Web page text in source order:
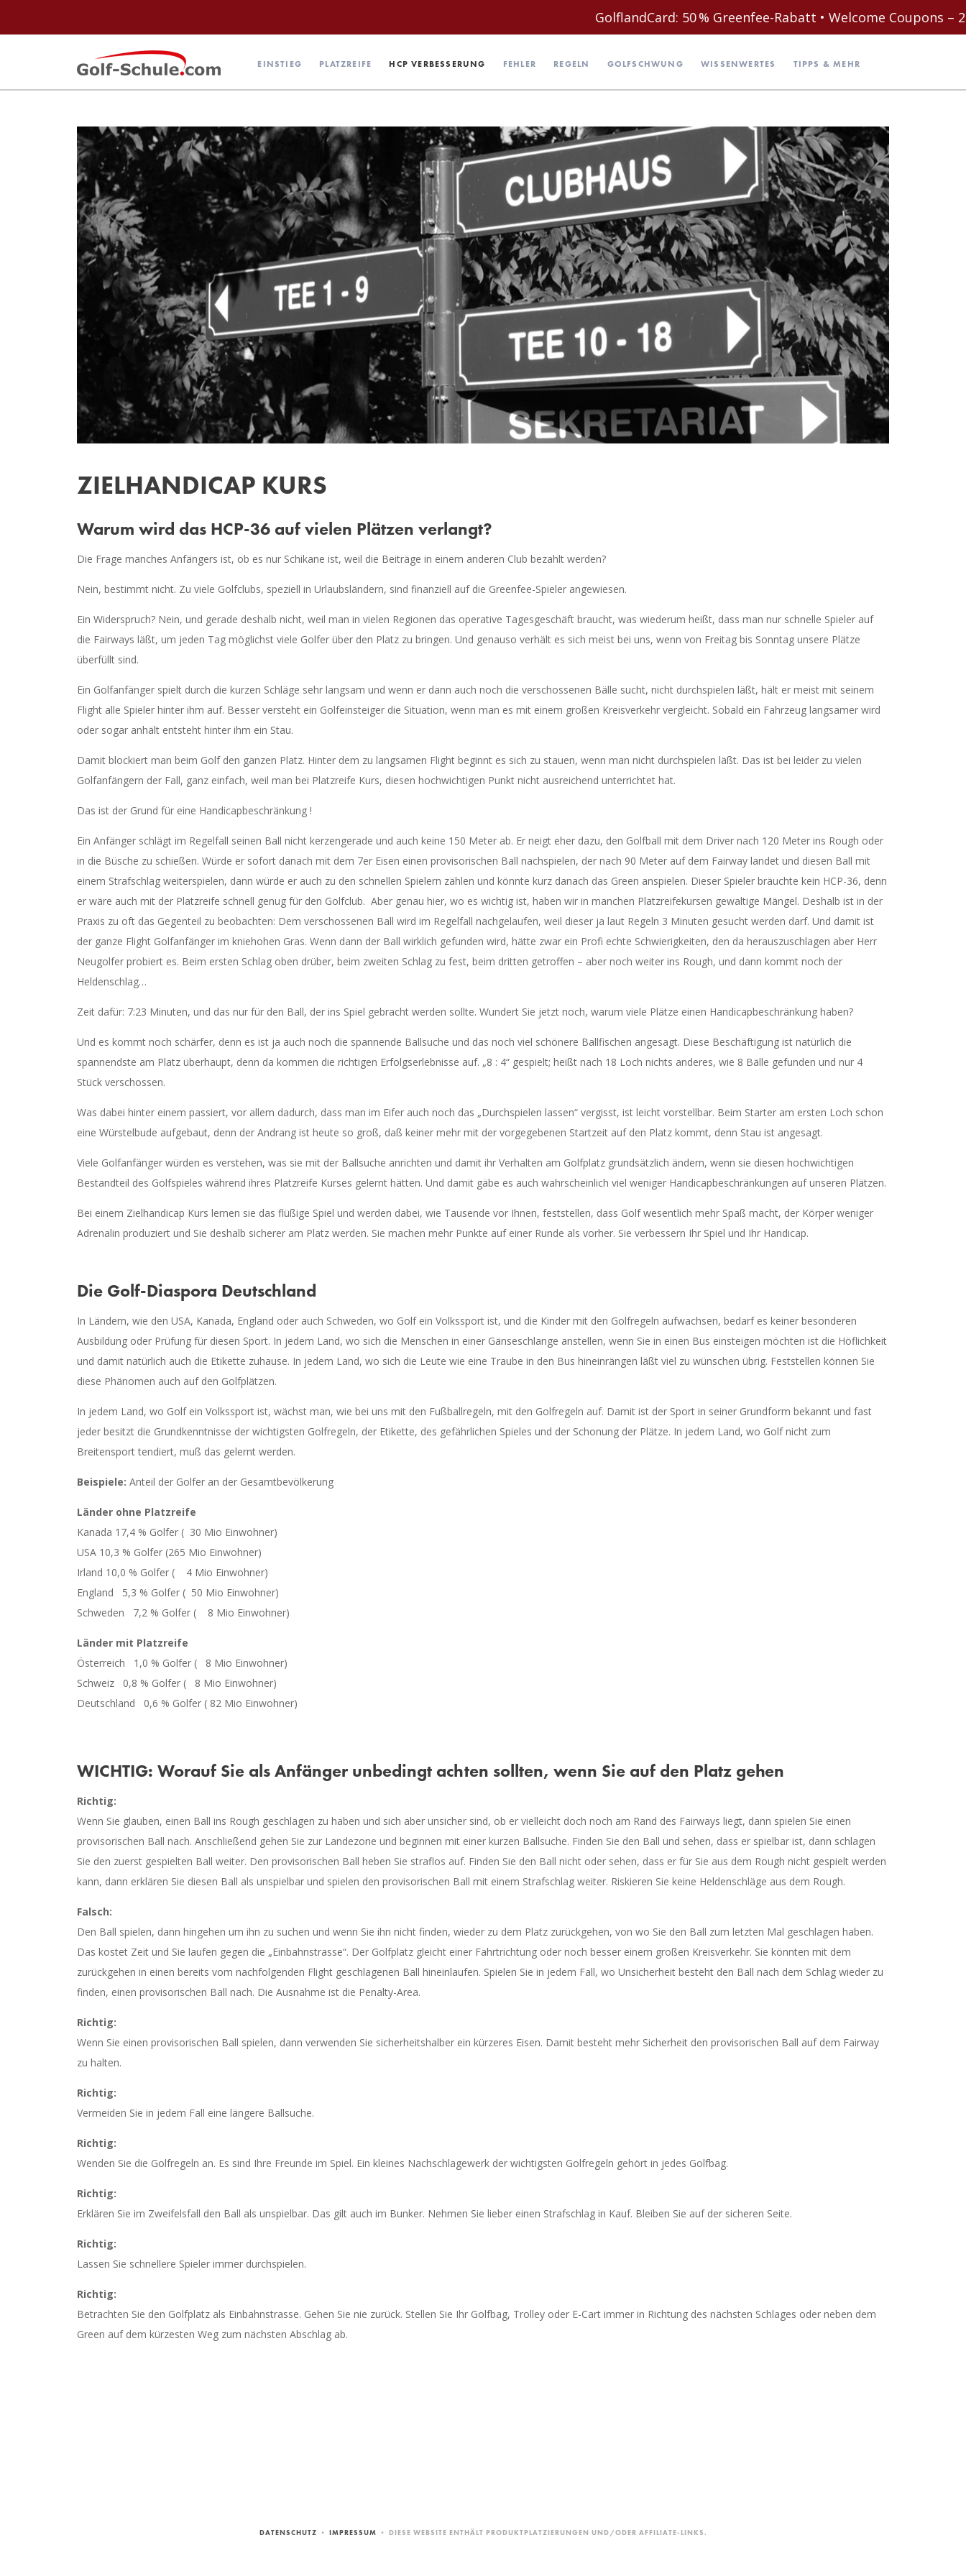
GolflandCard: 50 % Greenfee-Rabatt • Welcome Coupons – 2 Spieler
EINSTIEG PLATZREIFE HCP VERBESSERUNG FEHLER REGELN GOLFSCHWUNG WISSENWERTES TIPPS & MEHR
ZIELHANDICAP KURS
Warum wird das HCP-36 auf vielen Plätzen verlangt?
Die Frage manches Anfängers ist, ob es nur Schikane ist, weil die Beiträge in einem anderen Club bezahlt werden?
Nein, bestimmt nicht. Zu viele Golfclubs, speziell in Urlaubsländern, sind finanziell auf die Greenfee-Spieler angewiesen.
Ein Widerspruch? Nein, und gerade deshalb nicht, weil man in vielen Regionen das operative Tagesgeschäft braucht, was wiederum heißt, dass man nur schnelle Spieler auf
die Fairways läßt, um jeden Tag möglichst viele Golfer über den Platz zu bringen. Und genauso verhält es sich meist bei uns, wenn von Freitag bis Sonntag unsere Plätze
überfüllt sind.
Ein Golfanfänger spielt durch die kurzen Schläge sehr langsam und wenn er dann auch noch die verschossenen Bälle sucht, nicht durchspielen läßt, hält er meist mit seinem
Flight alle Spieler hinter ihm auf. Besser versteht ein Golfeinsteiger die Situation, wenn man es mit einem großen Kreisverkehr vergleicht. Sobald ein Fahrzeug langsamer wird
oder sogar anhält entsteht hinter ihm ein Stau.
Damit blockiert man beim Golf den ganzen Platz. Hinter dem zu langsamen Flight beginnt es sich zu stauen, wenn man nicht durchspielen läßt. Das ist bei leider zu vielen
Golfanfängern der Fall, ganz einfach, weil man bei Platzreife Kurs, diesen hochwichtigen Punkt nicht ausreichend unterrichtet hat.
Das ist der Grund für eine Handicapbeschränkung !
Ein Anfänger schlägt im Regelfall seinen Ball nicht kerzengerade und auch keine 150 Meter ab. Er neigt eher dazu, den Golfball mit dem Driver nach 120 Meter ins Rough oder
in die Büsche zu schießen. Würde er sofort danach mit dem 7er Eisen einen provisorischen Ball nachspielen, der nach 90 Meter auf dem Fairway landet und diesen Ball mit
einem Strafschlag weiterspielen, dann würde er auch zu den schnellen Spielern zählen und könnte kurz danach das Green anspielen. Dieser Spieler bräuchte kein HCP-36, denn
er wäre auch mit der Platzreife schnell genug für den Golfclub. Aber genau hier, wo es wichtig ist, haben wir in manchen Platzreifekursen gewaltige Mängel. Deshalb ist in der
Praxis zu oft das Gegenteil zu beobachten: Dem verschossenen Ball wird im Regelfall nachgelaufen, weil dieser ja laut Regeln 3 Minuten gesucht werden darf. Und damit ist
der ganze Flight Golfanfänger im kniehohen Gras. Wenn dann der Ball wirklich gefunden wird, hätte zwar ein Profi echte Schwierigkeiten, den da herauszuschlagen aber Herr
Neugolfer probiert es. Beim ersten Schlag oben drüber, beim zweiten Schlag zu fest, beim dritten getroffen – aber noch weiter ins Rough, und dann kommt noch der
Heldenschlag…
Zeit dafür: 7:23 Minuten, und das nur für den Ball, der ins Spiel gebracht werden sollte. Wundert Sie jetzt noch, warum viele Plätze einen Handicapbeschränkung haben?
Und es kommt noch schärfer, denn es ist ja auch noch die spannende Ballsuche und das noch viel schönere Ballfischen angesagt. Diese Beschäftigung ist natürlich die
spannendste am Platz überhaupt, denn da kommen die richtigen Erfolgserlebnisse auf. „8 : 4“ gespielt; heißt nach 18 Loch nichts anderes, wie 8 Bälle gefunden und nur 4
Stück verschossen.
Was dabei hinter einem passiert, vor allem dadurch, dass man im Eifer auch noch das „Durchspielen lassen“ vergisst, ist leicht vorstellbar. Beim Starter am ersten Loch schon
eine Würstelbude aufgebaut, denn der Andrang ist heute so groß, daß keiner mehr mit der vorgegebenen Startzeit auf den Platz kommt, denn Stau ist angesagt.
Viele Golfanfänger würden es verstehen, was sie mit der Ballsuche anrichten und damit ihr Verhalten am Golfplatz grundsätzlich ändern, wenn sie diesen hochwichtigen
Bestandteil des Golfspieles während ihres Platzreife Kurses gelernt hätten. Und damit gäbe es auch wahrscheinlich viel weniger Handicapbeschränkungen auf unseren Plätzen.
Bei einem Zielhandicap Kurs lernen sie das flüßige Spiel und werden dabei, wie Tausende vor Ihnen, feststellen, dass Golf wesentlich mehr Spaß macht, der Körper weniger
Adrenalin produziert und Sie deshalb sicherer am Platz werden. Sie machen mehr Punkte auf einer Runde als vorher. Sie verbessern Ihr Spiel und Ihr Handicap.
Die Golf-Diaspora Deutschland
In Ländern, wie den USA, Kanada, England oder auch Schweden, wo Golf ein Volkssport ist, und die Kinder mit den Golfregeln aufwachsen, bedarf es keiner besonderen
Ausbildung oder Prüfung für diesen Sport. In jedem Land, wo sich die Menschen in einer Gänseschlange anstellen, wenn Sie in einen Bus einsteigen möchten ist die Höflichkeit
und damit natürlich auch die Etikette zuhause. In jedem Land, wo sich die Leute wie eine Traube in den Bus hineinrängen läßt viel zu wünschen übrig. Feststellen können Sie
diese Phänomen auch auf den Golfplätzen.
In jedem Land, wo Golf ein Volkssport ist, wächst man, wie bei uns mit den Fußballregeln, mit den Golfregeln auf. Damit ist der Sport in seiner Grundform bekannt und fast
jeder besitzt die Grundkenntnisse der wichtigsten Golfregeln, der Etikette, des gefährlichen Spieles und der Schonung der Plätze. In jedem Land, wo Golf nicht zum
Breitensport tendiert, muß das gelernt werden.
Beispiele: Anteil der Golfer an der Gesamtbevölkerung
Länder ohne Platzreife
Kanada 17,4 % Golfer ( 30 Mio Einwohner)
USA 10,3 % Golfer (265 Mio Einwohner)
Irland 10,0 % Golfer (
4 Mio Einwohner)
England
5,3 % Golfer ( 50 Mio Einwohner)
Schweden
7,2 % Golfer ( 8 Mio Einwohner)
Länder mit Platzreife
Österreich
1,0 % Golfer (
8 Mio Einwohner)
Schweiz
0,8 % Golfer (
8 Mio Einwohner)
Deutschland
0,6 % Golfer ( 82 Mio Einwohner)
WICHTIG: Worauf Sie als Anfänger unbedingt achten sollten, wenn Sie auf den Platz gehen
Richtig:
Wenn Sie glauben, einen Ball ins Rough geschlagen zu haben und sich aber unsicher sind, ob er vielleicht doch noch am Rand des Fairways liegt, dann spielen Sie einen
provisorischen Ball nach. Anschließend gehen Sie zur Landezone und beginnen mit einer kurzen Ballsuche. Finden Sie den Ball und sehen, dass er spielbar ist, dann schlagen
Sie den zuerst gespielten Ball weiter. Den provisorischen Ball heben Sie straflos auf. Finden Sie den Ball nicht oder sehen, dass er für Sie aus dem Rough nicht gespielt werden
kann, dann erklären Sie diesen Ball als unspielbar und spielen den provisorischen Ball mit einem Strafschlag weiter. Riskieren Sie keine Heldenschläge aus dem Rough.
Falsch:
Den Ball spielen, dann hingehen um ihn zu suchen und wenn Sie ihn nicht finden, wieder zu dem Platz zurückgehen, von wo Sie den Ball zum letzten Mal geschlagen haben.
Das kostet Zeit und Sie laufen gegen die „Einbahnstrasse“. Der Golfplatz gleicht einer Fahrtrichtung oder noch besser einem großen Kreisverkehr. Sie könnten mit dem
zurückgehen in einen bereits vom nachfolgenden Flight geschlagenen Ball hineinlaufen. Spielen Sie in jedem Fall, wo Unsicherheit besteht den Ball nach dem Schlag wieder zu
finden, einen provisorischen Ball nach. Die Ausnahme ist die Penalty-Area.
Richtig:
Wenn Sie einen provisorischen Ball spielen, dann verwenden Sie sicherheitshalber ein kürzeres Eisen. Damit besteht mehr Sicherheit den provisorischen Ball auf dem Fairway
zu halten.
Richtig:
Vermeiden Sie in jedem Fall eine längere Ballsuche.
Richtig:
Wenden Sie die Golfregeln an. Es sind Ihre Freunde im Spiel. Ein kleines Nachschlagewerk der wichtigsten Golfregeln gehört in jedes Golfbag.
Richtig:
Erklären Sie im Zweifelsfall den Ball als unspielbar. Das gilt auch im Bunker. Nehmen Sie lieber einen Strafschlag in Kauf. Bleiben Sie auf der sicheren Seite.
Richtig:
Lassen Sie schnellere Spieler immer durchspielen.
Richtig:
Betrachten Sie den Golfplatz als Einbahnstrasse. Gehen Sie nie zurück. Stellen Sie Ihr Golfbag, Trolley oder E-Cart immer in Richtung des nächsten Schlages oder neben dem
Green auf dem kürzesten Weg zum nächsten Abschlag ab.
DATENSCHUTZ • IMPRESSUM • DIESE WEBSITE ENTHÄLT PRODUKTPLATZIERUNGEN UND/ODER AFFILIATE-LINKS.